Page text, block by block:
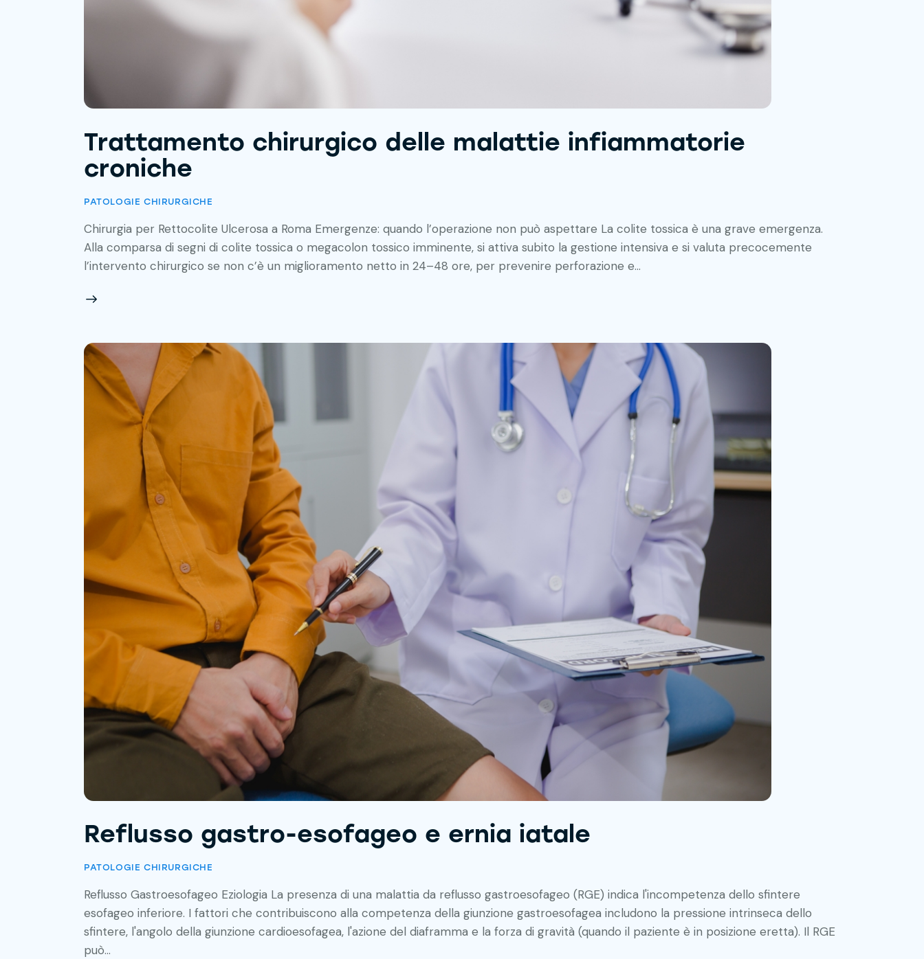
Trattamento chirurgico delle malattie infiammatorie
croniche
PATOLOGIE CHIRURGICHE
Chirurgia per Rettocolite Ulcerosa a Roma Emergenze: quando l’operazione non può aspettare La colite tossica è una grave emergenza.
Alla comparsa di segni di colite tossica o megacolon tossico imminente, si attiva subito la gestione intensiva e si valuta precocemente
l’intervento chirurgico se non c’è un miglioramento netto in 24–48 ore, per prevenire perforazione e…
Reflusso gastro-esofageo e ernia iatale
PATOLOGIE CHIRURGICHE
Reflusso Gastroesofageo Eziologia La presenza di una malattia da reflusso gastroesofageo (RGE) indica l'incompetenza dello sfintere
esofageo inferiore. I fattori che contribuiscono alla competenza della giunzione gastroesofagea includono la pressione intrinseca dello
sfintere, l'angolo della giunzione cardioesofagea, l'azione del diaframma e la forza di gravità (quando il paziente è in posizione eretta). Il RGE
può…